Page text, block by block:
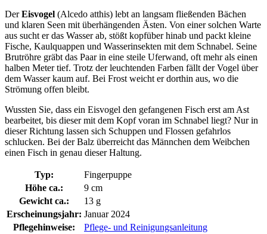
DerEisvogel (Alcedo atthis) lebt an langsam fließenden Bächen
und klaren Seen mit überhängenden Ästen. Von einer solchen Warte
aus sucht er das Wasser ab, stößt kopfüber hinab und packt kleine
Fische, Kaulquappen und Wasserinsekten mit dem Schnabel. Seine
Brutröhre gräbt das Paar in eine steile Uferwand, oft mehr als einen
halben Meter tief. Trotz der leuchtenden Farben fällt der Vogel über
dem Wasser kaum auf. Bei Frost weicht er dorthin aus, wo die
Strömung offen bleibt.
Wussten Sie, dass ein Eisvogel den gefangenen Fisch erst am Ast
bearbeitet, bis dieser mit dem Kopf voran im Schnabel liegt? Nur in
dieser Richtung lassen sich Schuppen und Flossen gefahrlos
schlucken. Bei der Balz überreicht das Männchen dem Weibchen
einen Fisch in genau dieser Haltung.
Typ:
Fingerpuppe
Höhe ca.:
9 cm
Gewicht ca.:
13 g
Erscheinungsjahr: Januar 2024
Pflegehinweise:
Pflege- und Reinigungsanleitung